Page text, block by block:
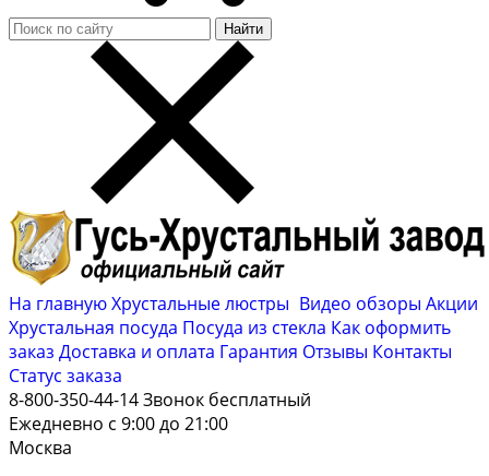
Найти
На главнуюХрустальные люстры Видео обзоры Акции
Хрустальная посуда Посуда из стекла Как оформить
заказ Доставка и оплата Гарантия Отзывы Контакты
Cтатус заказа
8-800-350-44-14Звонок бесплатный
Ежедневно с 9:00 до 21:00
Москва